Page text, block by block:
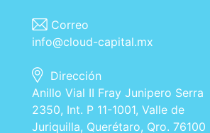
Correo
info@cloud-capital.mx
Dirección
Anillo Vial II Fray Junipero Serra
2350, Int. P 11-1001, Valle de
Juriquilla, Querétaro, Qro. 76100